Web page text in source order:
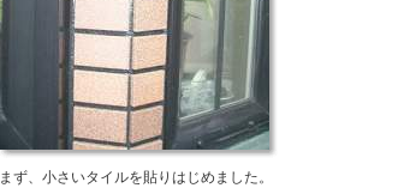
まず、小さいタイルを貼りはじめました。